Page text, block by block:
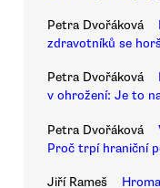
Petra Dvořáková
zdravotníků se
Petra Dvořáková
v ohrožení: Je to
Petra Dvořáková
Proč trpí hraniční
Jiří Rameš